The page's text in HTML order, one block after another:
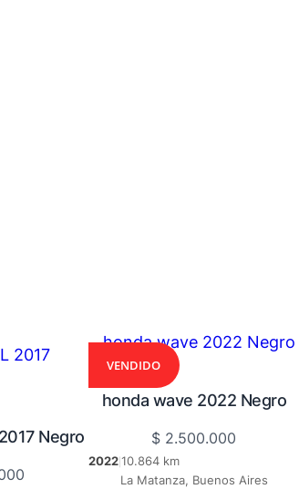
Negro
VENDIDO
honda wave 2022 Negro
$ 2.500.000
2022| 10.864 km
La Matanza, Buenos Aires